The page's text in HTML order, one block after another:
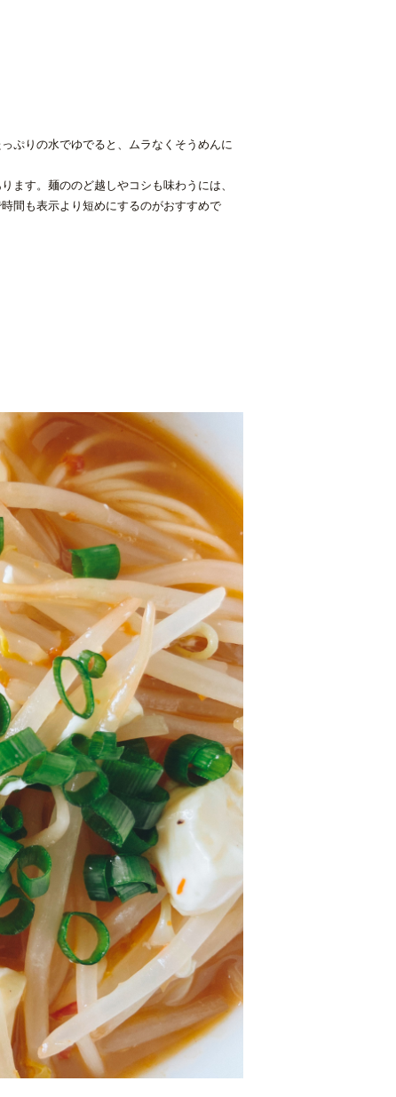
ぷりの水でゆでると、ムラなくそうめんに
ます。麺ののど越しやコシも味わうには、
間も表示より短めにするのがおすすめで